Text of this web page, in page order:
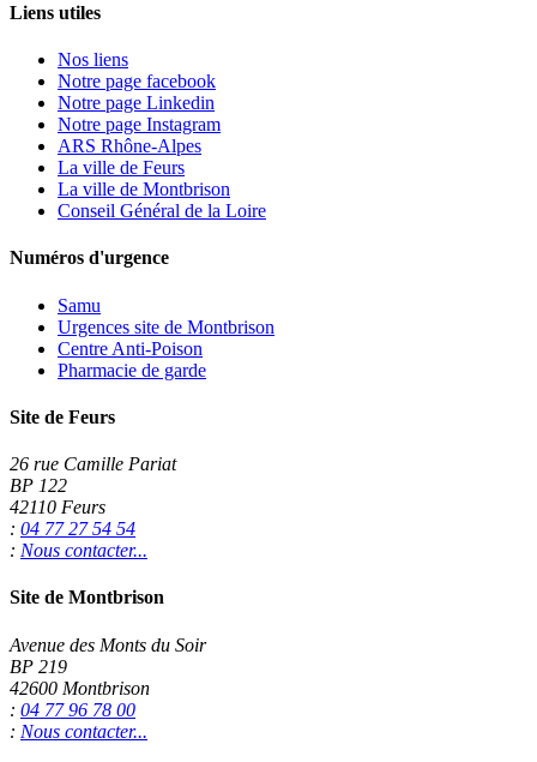
Liens utiles
Nos liens
Notre page facebook
Notre page Linkedin
Notre page Instagram
ARS Rhône-Alpes
La ville de Feurs
La ville de Montbrison
Conseil Général de la Loire
Numéros d'urgence
Samu
Urgences site de Montbrison
Centre Anti-Poison
Pharmacie de garde
Site de Feurs
26 rue Camille Pariat
BP 122
42110 Feurs
: 04 77 27 54 54
: Nous contacter...
Site de Montbrison
Avenue des Monts du Soir
BP 219
42600 Montbrison
: 04 77 96 78 00
: Nous contacter...